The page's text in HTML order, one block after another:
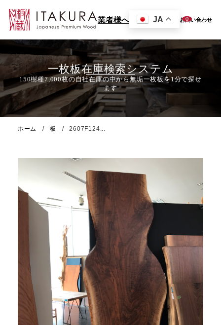
業者様へ JA 0
お問い合わせ
一枚板在庫検索システム
ホーム 板 2607F124...